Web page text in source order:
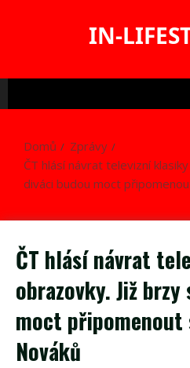
IN-
Domů
Zprávy
ČT hlásí návrat televizní
diváci budou moct
ČT hlásí návrat
obrazovky. Již
moct připomenout
Nováků